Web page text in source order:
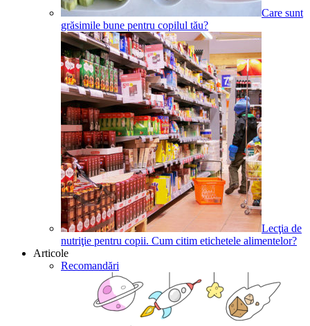
Care sunt
grăsimile bune pentru copilul tău?
Lecţia de
nutriţie pentru copii. Cum citim etichetele alimentelor?
Articole
Recomandări